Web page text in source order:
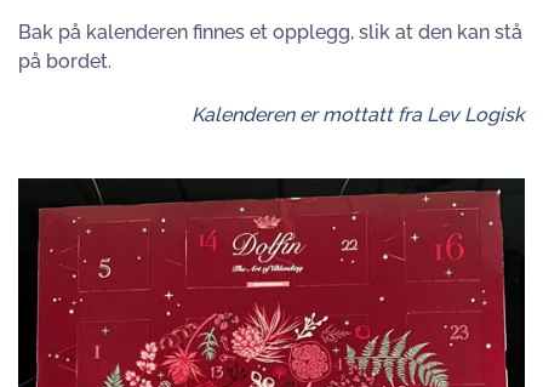
Bak på kalenderen finnes et opplegg, slik at den kan stå
på bordet.
Kalenderen er mottatt fra Lev Logisk